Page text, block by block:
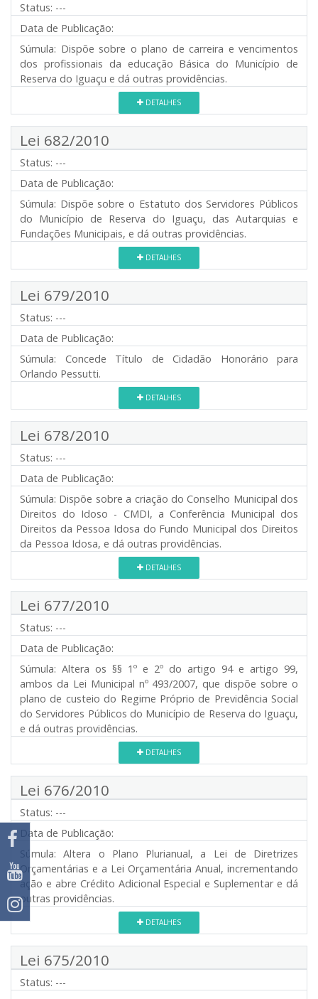
Status: ---
Data de Publicação:
Súmula: Dispõe sobre o plano de carreira e vencimentos
dos profissionais da educação Básica do Município de
Reserva do Iguaçu e dá outras providências.
DETALHES
Lei 682/2010
Status: ---
Data de Publicação:
Súmula: Dispõe sobre o Estatuto dos Servidores Públicos
do Município de Reserva do Iguaçu, das Autarquias e
Fundações Municipais, e dá outras providências.
DETALHES
Lei 679/2010
Status: ---
Data de Publicação:
Súmula: Concede Título de Cidadão Honorário para
Orlando Pessutti.
DETALHES
Lei 678/2010
Status: ---
Data de Publicação:
Súmula: Dispõe sobre a criação do Conselho Municipal dos
Direitos do Idoso - CMDI, a Conferência Municipal dos
Direitos da Pessoa Idosa do Fundo Municipal dos Direitos
da Pessoa Idosa, e dá outras providências.
DETALHES
Lei 677/2010
Status: ---
Data de Publicação:
Súmula: Altera os §§ 1º e 2º do artigo 94 e artigo 99,
ambos da Lei Municipal nº 493/2007, que dispõe sobre o
plano de custeio do Regime Próprio de Previdência Social
do Servidores Públicos do Município de Reserva do Iguaçu,
e dá outras providências.
DETALHES
Lei 676/2010
Status: ---
Data de Publicação:
Súmula: Altera o Plano Plurianual, a Lei de Diretrizes
Orçamentárias e a Lei Orçamentária Anual, incrementando
ação e abre Crédito Adicional Especial e Suplementar e dá
outras providências.
DETALHES
Lei 675/2010
Status: ---